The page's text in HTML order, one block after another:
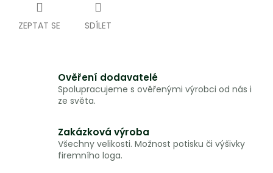
ZEPTAT SE SDÍLET
Ověření dodavatelé
Spolupracujeme s ověřenými výrobci od nás i
ze světa.
Zakázková výroba
Všechny velikosti. Možnost potisku či výšivky
firemního loga.